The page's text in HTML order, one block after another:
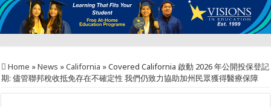
Home »News »California »Covered California 啟動 2026 年公開投保登記
期: 儘管聯邦稅收抵免存在不確定性 我們仍致力協助加州民眾獲得醫療保障